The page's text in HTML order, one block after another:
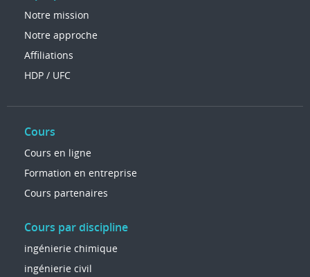
Notre mission
Notre approche
Affiliations
HDP / UFC
Cours
Cours en ligne
Formation en entreprise
Cours partenaires
Cours par discipline
ingénierie chimique
ingénierie civil